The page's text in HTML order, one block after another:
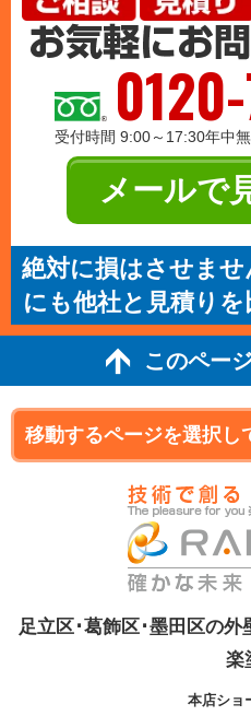
受付時間 9:00～17:30年中
メールで
絶対に損はさせま
にも他社と見積りを
このペー
足立区･葛飾区･墨田区の
楽
本店ショ